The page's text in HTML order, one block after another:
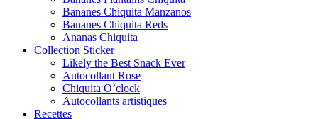
Bananes Chiquita Manzanos
Bananes Chiquita Reds
Ananas Chiquita
Collection Sticker
Likely the Best Snack Ever
Autocollant Rose
Chiquita O’clock
Autocollants artistiques
Recettes